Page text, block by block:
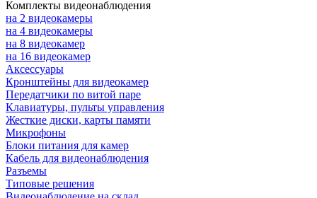
Комплекты видеонаблюдения
на 2 видеокамеры
на 4 видеокамеры
на 8 видеокамер
на 16 видеокамер
Аксессуары
Кронштейны для видеокамер
Передатчики по витой паре
Клавиатуры, пульты управления
Жесткие диски, карты памяти
Микрофоны
Блоки питания для камер
Кабель для видеонаблюдения
Разъемы
Типовые решения